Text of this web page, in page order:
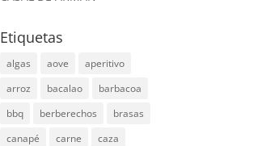
Etiquetas
algas aove
aperitivo
arroz
bacalao
barbacoa
bbq
berberechos
brasas
canapé
carne
caza